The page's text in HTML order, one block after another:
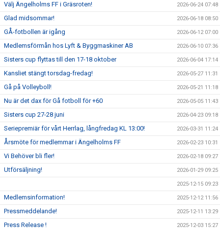
Välj Ängelholms FF i Gräsroten! 2026-06-24 07:48
Glad midsommar! 2026-06-18 08:50
GÅ-fotbollen är igång 2026-06-12 07:00
Medlemsförmån hos Lyft & Byggmaskiner AB 2026-06-10 07:36
Sisters cup flyttas till den 17-18 oktober 2026-06-04 17:14
Kansliet stängt torsdag-fredag! 2026-05-27 11:31
Gå på Volleyboll! 2026-05-21 11:18
Nu är det dax för Gå fotboll för +60 2026-05-05 11:43
Sisters cup 27-28 juni 2026-04-23 09:18
Seriepremiär för vårt Herrlag, långfredag KL 13:00! 2026-03-31 11:24
Årsmöte för medlemmar i Ängelholms FF 2026-02-23 10:31
Vi Behöver bli fler! 2026-02-18 09:27
Utförsäljning! 2026-01-29 09:25
2025-12-15 09:23
Medlemsinformation! 2025-12-12 11:56
Pressmeddelande! 2025-12-11 13:29
Press Release ! 2025-12-03 15:27